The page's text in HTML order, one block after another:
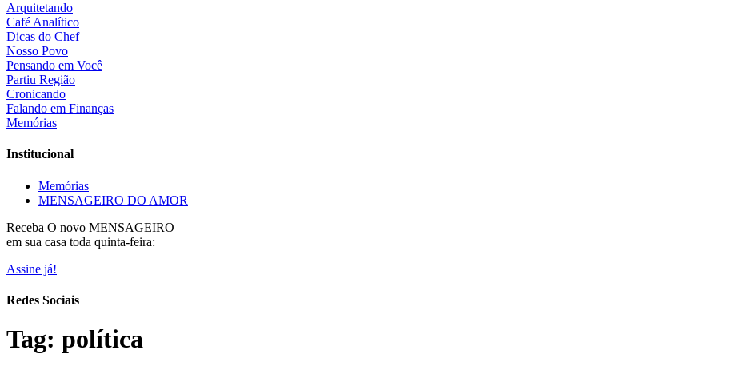
Arquitetando
Café Analítico
Dicas do Chef
Nosso Povo
Pensando em Você
Partiu Região
Cronicando
Falando em Finanças
Memórias
Institucional
Memórias
MENSAGEIRO DO AMOR
Receba O novo MENSAGEIRO
em sua casa toda quinta-feira:
Assine já!
Redes Sociais
Tag: política